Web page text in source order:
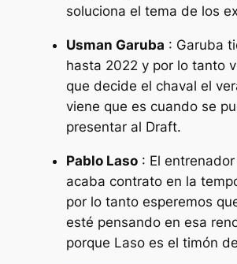
soluciona el tema de los
Usman Garuba : Garuba
hasta 2022 y por lo tanto
que decide el chaval el
viene que es cuando se
presentar al Draft.
Pablo Laso: El
acaba contrato en la
por lo tanto esperemos
esté pensando en esa
porque Laso es el timón